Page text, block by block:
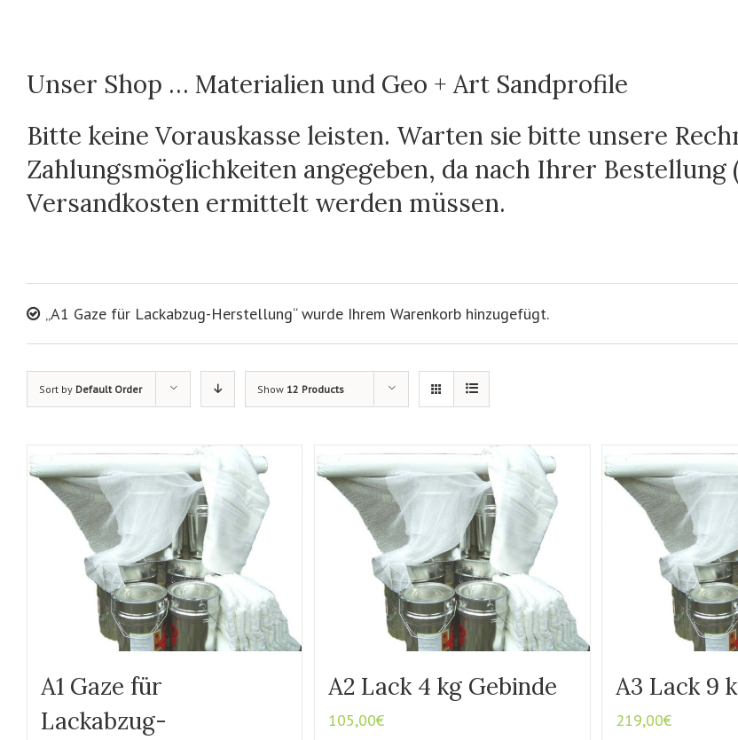
Unser Shop … Materialien und Geo + Art Sandprofile
Bitte keine Vorauskasse leisten. Warten sie bitte unsere
Zahlungsmöglichkeiten angegeben, da nach Ihrer
Versandkosten ermittelt werden müssen.
„A1 Gaze für Lackabzug-Herstellung“ wurde Ihrem Warenkorb hinzugefügt.
Sort by Default Order Show 12 Products
A1 Gaze für
Lackabzug-
A2 Lack 4 kg Gebinde
105,00€
A3 Lack 9
219,00€